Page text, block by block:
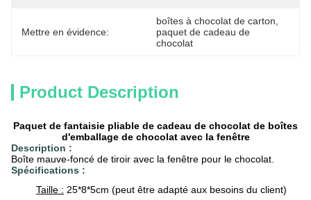
Mettre en évidence:
boîtes à chocolat de carton
paquet de cadeau de
chocolat
Product Description
Paquet de fantaisie pliable de cadeau de chocolat de boîtes
d'emballage de chocolat avec la fenêtre
Description :
Boîte mauve-foncé de tiroir avec la fenêtre pour le chocolat.
Spécifications :
Taille : 25*8*5cm (peut être adapté aux besoins du client)